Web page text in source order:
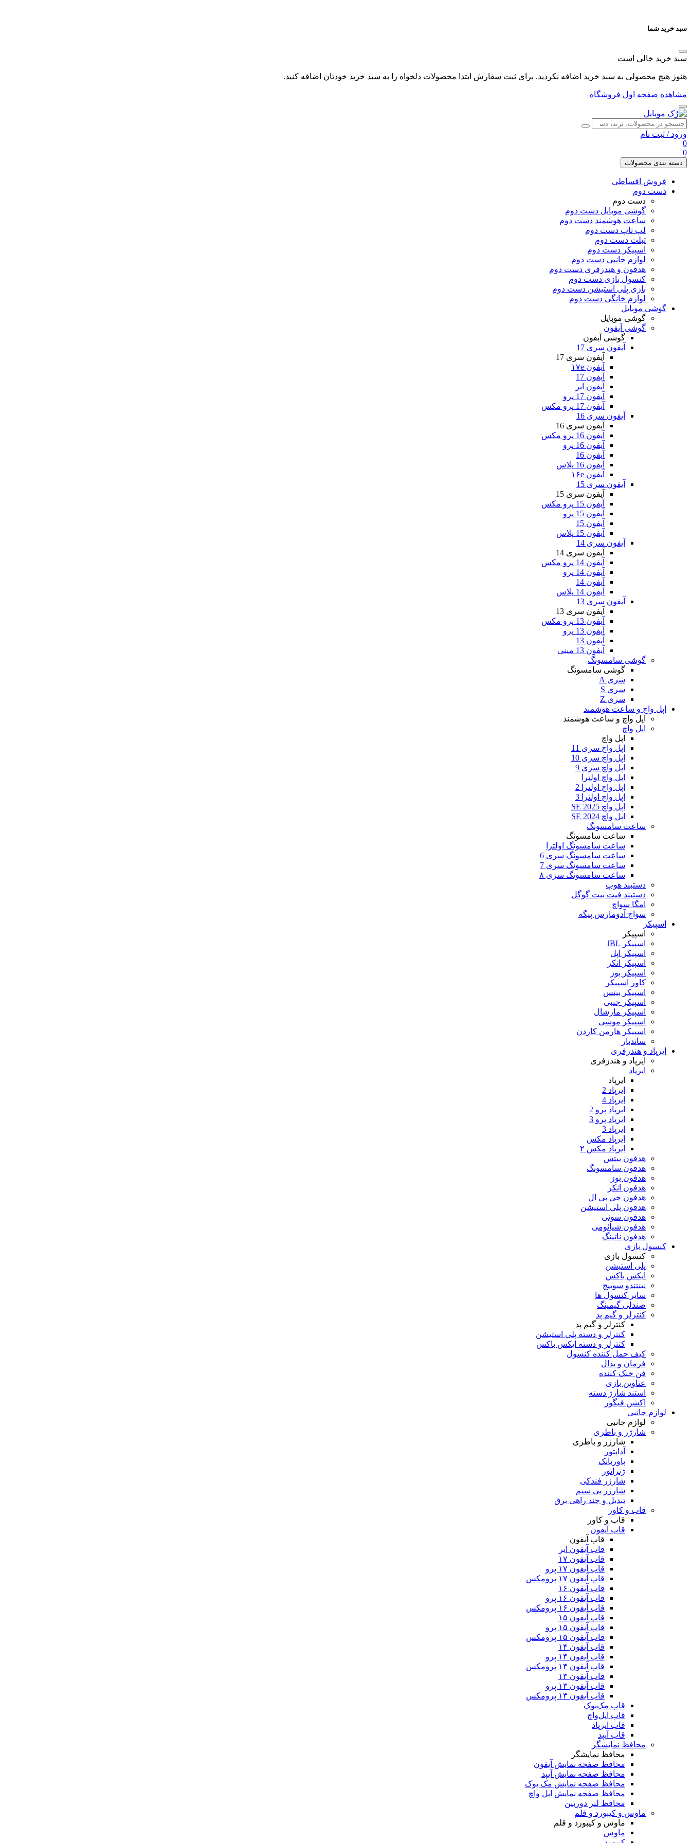
سبد خرید شما
سبد خرید خالی است
هنوز هیچ محصولی به سبد خرید اضافه نکردید. برای ثبت سفارش ابتدا محصولات دلخواه را به سبد خرید خودتان اضافه کنید.
مشاهده صفحه اول فروشگاه
ورود / ثبت نام
0
0
دسته بندی محصولات
فروش اقساطی
دست دوم
دست دوم
گوشی موبایل دست دوم
ساعت هوشمند دست دوم
لپ تاپ دست دوم
تبلت دست دوم
اسپیکر دست دوم
لوازم جانبی دست دوم
هدفون و هندزفری دست دوم
کنسول بازی دست دوم
بازی پلی استیشن دست دوم
لوازم خانگی دست دوم
گوشی موبایل
گوشی موبایل
گوشی آیفون
گوشی آیفون
آیفون سری 17
آیفون سری 17
آیفون ۱۷e
آیفون 17
آیفون ایر
آیفون 17 پرو
آیفون 17 پرو مکس
آیفون سری 16
آیفون سری 16
آیفون 16 پرو مکس
آیفون 16 پرو
آیفون 16
آیفون 16 پلاس
آیفون ۱۶e
آیفون سری 15
آیفون سری 15
آیفون 15 پرو مکس
آیفون 15 پرو
آیفون 15
آیفون 15 پلاس
آیفون سری 14
آیفون سری 14
آیفون 14 پرو مکس
آیفون 14 پرو
آیفون 14
آیفون 14 پلاس
آیفون سری 13
آیفون سری 13
آیفون 13 پرو مکس
آیفون 13 پرو
آیفون 13
آیفون 13 مینی
گوشی سامسونگ
گوشی سامسونگ
سری A
سری S
سری Z
اپل واچ و ساعت هوشمند
اپل واچ و ساعت هوشمند
اپل واچ
اپل واچ
اپل واچ سری 11
اپل واچ سری 10
اپل واچ سری 9
اپل واچ اولترا
اپل واچ اولترا 2
اپل واچ اولترا 3
اپل واچ SE 2025
اپل واچ SE 2024
ساعت سامسونگ
ساعت سامسونگ
ساعت سامسونگ اولترا
ساعت سامسونگ سری 6
ساعت سامسونگ سری 7
ساعت سامسونگ سری ۸
دستبند هوپ
دستبند فیت بیت گوگل
امگا سواچ
سواچ آدومارس پیگه
اسپیکر
اسپیکر
اسپیکر JBL
اسپیکر اپل
اسپیکر انکر
اسپیکر بوز
کاور اسپیکر
اسپیکر بیتس
اسپیکر جیبی
اسپیکر مارشال
اسپیکر موشی
اسپیکر هارمن کاردن
ساندبار
ایرپاد و هندزفری
ایرپاد و هندزفری
ایرپاد
ایرپاد
ایرپاد 2
ایرپاد 4
ایرپاد پرو 2
ایرپاد پرو 3
ایرپاد 3
ایرپاد مکس
ایرپاد مکس ۲
هدفون بیتس
هدفون سامسونگ
هدفون بوز
هدفون انکر
هدفون جی بی ال
هدفون پلی استیشن
هدفون سونی
هدفون شیائومی
هدفون ناتینگ
کنسول بازی
کنسول بازی
پلی استیشن
ایکس باکس
نینتندو سوییچ
سایر کنسول ها
صندلی گیمینگ
کنترلر و گیم پد
کنترلر و گیم پد
کنترلر و دسته پلی استیشن
کنترلر و دسته ایکس باکس
کیف حمل کننده کنسول
فرمان و پدال
فن خنک کننده
عناوین بازی
استند شارژ دسته
اکشن فیگور
لوازم جانبی
لوازم جانبی
شارژر و باطری
شارژر و باطری
آداپتور
پاوربانک
ژنراتور
شارژر فندکی
شارژر بی سیم
تبدیل و چند راهی برق
قاب و کاور
قاب و کاور
قاب آیفون
قاب آیفون
قاب آیفون ایر
قاب آیفون ۱۷
قاب آیفون ۱۷ پرو
قاب آیفون ۱۷ پرومکس
قاب آیفون ۱۶
قاب آیفون ۱۶ پرو
قاب آیفون ۱۶ پرومکس
قاب آیفون ۱۵
قاب آیفون ۱۵ پرو
قاب آیفون ۱۵ پرومکس
قاب آیفون ۱۴
قاب آیفون ۱۴ پرو
قاب آیفون ۱۴ پرومکس
قاب آیفون ۱۳
قاب آیفون ۱۳ پرو
قاب آیفون ۱۳ پرومکس
قاب مک‌بوک
قاب اپل‌واچ
قاب ایرپاد
قاب آیپد
محافظ نمایشگر
محافظ نمایشگر
محافظ صفحه نمایش آیفون
محافظ صفحه نمایش آیپد
محافظ صفحه نمایش مک بوک
محافظ صفحه نمایش اپل واچ
محافظ لنز دوربین
ماوس و کیبورد و قلم
ماوس و کیبورد و قلم
ماوس